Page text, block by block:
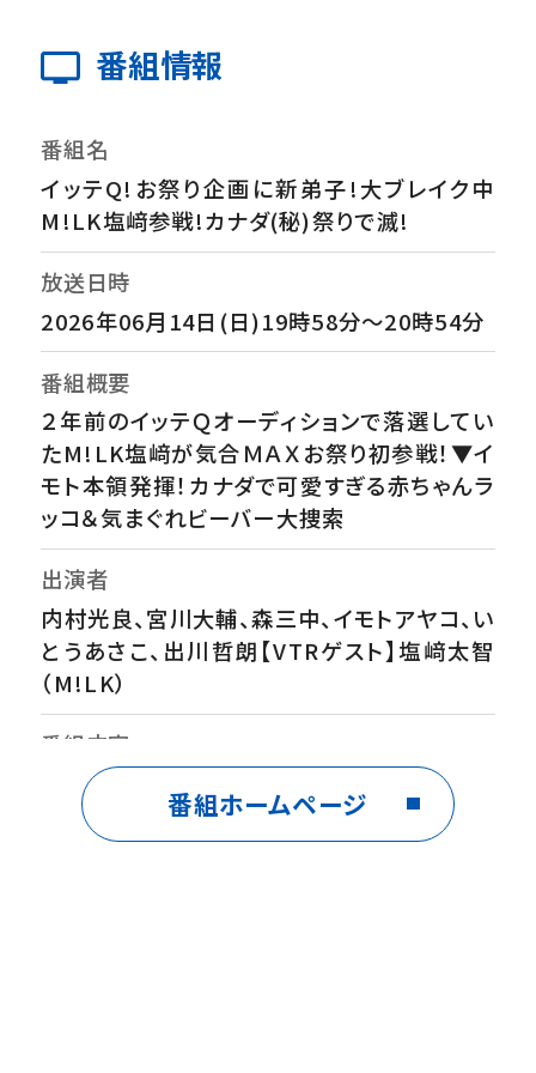
番組情報
番組名
イッテQ!お祭り企画に新弟子!大ブレイク中
M!LK塩﨑参戦!カナダ(秘)祭りで滅!
放送日時
2026年06月14日(日)19時58分～20時54分
番組概要
２年前のイッテＱオーディションで落選してい
たM!LK塩﨑が気合ＭＡＸお祭り初参戦！▼イ
モト本領発揮！カナダで可愛すぎる赤ちゃんラ
ッコ＆気まぐれビーバー大捜索
出演者
内村光良、宮川大輔、森三中、イモトアヤコ、い
とうあさこ、出川哲朗【VTRゲスト】塩﨑太智
（M!LK）
番組内容
▼２年前のイッテＱオーディションで落ちた
男・M!LK塩﨑が気合ＭＡＸアイドルパワー全
開でお祭り初参戦！果たして表彰台に上がれ
番組ホームページ